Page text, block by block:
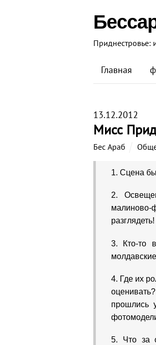
Приднестровье:
Главная
13.12.2012
Мисс
Бес Араб
1. Сцена
2.
разглядеть!
3. Кто-то
4. Где их
прошлись
5. Что за